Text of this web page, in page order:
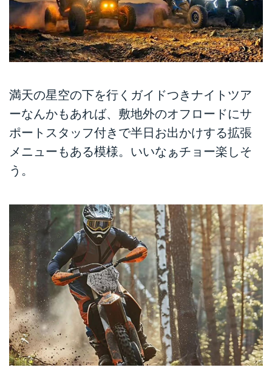
満天の星空の下を行くガイドつきナイトツア
ーなんかもあれば、敷地外のオフロードにサ
ポートスタッフ付きで半日お出かけする拡張
メニューもある模様。いいなぁチョー楽しそ
う。